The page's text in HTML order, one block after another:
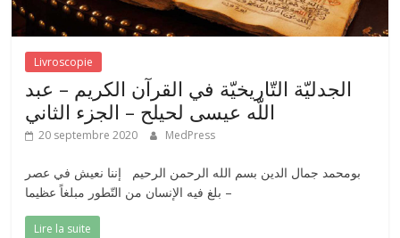
Livroscopie
الجدليّة التّاريخيّة في القرآن الكريم – عبد
اللّه عيسى لحيلح – الجزء الثاني
20 septembre 2020 MedPress
بومحمد جمال الدين بسم الله الرحمن الرحيم إننا نعيش في عصر
بلغ فيه الإنسان من التّطور مبلغاً عظيما –
Lire la suite